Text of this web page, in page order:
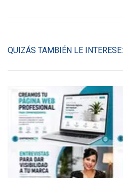
QUIZÁS TAMBIÉN LE INTERESE: